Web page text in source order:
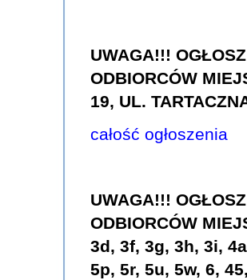
UWAGA!!!
ODBIORCÓW
19, UL.
całość ogłoszenia
UWAGA!!!
ODBIORCÓW
3d, 3f, 3g, 3h, 3i,
5p, 5r, 5u, 5w, 6,